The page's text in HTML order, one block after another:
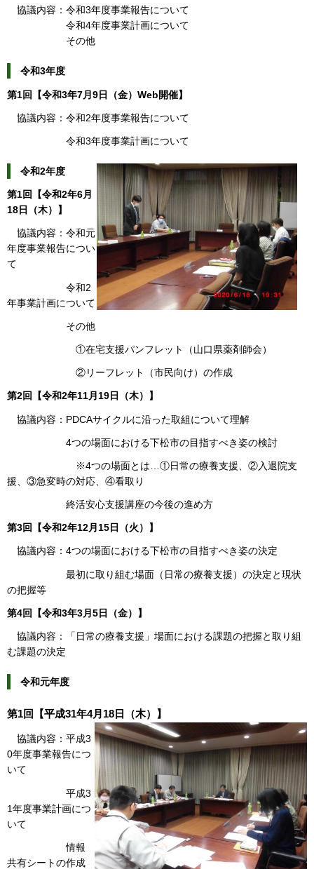
協議内容：令和3年度事業報告について
令和4年度事業計画について
その他
令和3年度
第1回【令和3年7月9日（金）Web開催】
協議内容：令和2年度事業報告について
令和3年度事業計画について
令和2年度
第1回【令和2年6月
18日（木）】
協議内容：令和元
年度事業報告につい
て
令和2
年事業計画について
その他
①在宅支援パンフレット（山口県薬剤師会）
②リーフレット（市民向け）の作成
第2回【令和2年11月19日（木）】
協議内容：PDCAサイクルに沿った取組について理解
4つの場面における下松市の目指すべき姿の検討
※4つの場面とは…①日常の療養支援、②入退院支
援、③急変時の対応、④看取り
終活安心支援講座の今後の進め方
第3回【令和2年12月15日（火）】
協議内容：4つの場面における下松市の目指すべき姿の決定
最初に取り組む場面（日常の療養支援）の決定と現状
の把握等
第4回【令和3年3月5日（金）】
協議内容：「日常の療養支援」場面における課題の把握と取り組
む課題の決定
令和元年度
第1回【平成31年4月18日（木）】
協議内容：平成3
0年度事業報告につ
いて
平成3
1年度事業計画につ
いて
情報
共有シートの作成